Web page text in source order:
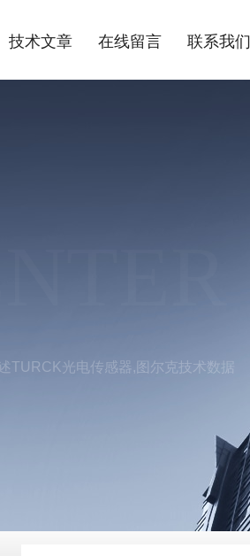
技术文章 在线留言 联系我们
TURCK光电传感器,图尔克技术数据